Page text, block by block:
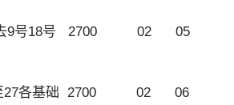
去9号18号 2700 02 05
27各基础 2700 02 06